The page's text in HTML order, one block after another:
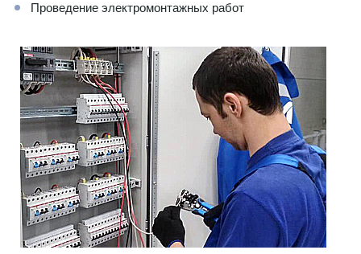
Проведение электромонтажных работ